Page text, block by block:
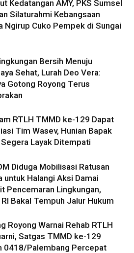
Kedatangan AMY, PKS Sumsel
Silaturahmi Kebangsaan
Ngirup Cuko Pempek di Sungai
Bersih Menuju
Sehat, Lurah Deo Vera:
Gotong Royong Terus
RTLH TMMD ke-129 Dapat
Tim Wasev, Hunian Bapak
Segera Layak Ditempati
Diduga Mobilisasi Ratusan
untuk Halangi Aksi Damai
Pencemaran Lingkungan,
RI Bakal Tempuh Jalur Hukum
Royong Warnai Rehab RTLH
Satgas TMMD ke-129
0418/Palembang Percepat